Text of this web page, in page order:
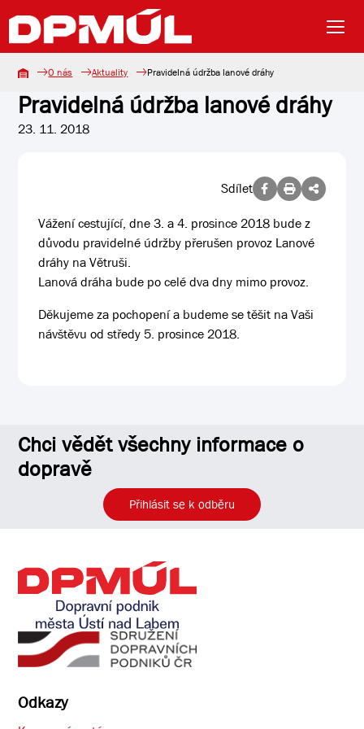
O nás Aktuality Pravidelná údržba lanové dráhy
Pravidelná údržba lanové dráhy
23. 11. 2018
Sdílet
Vážení cestující, dne 3. a 4. prosince 2018 bude z
důvodu pravidelné údržby přerušen provoz Lanové
dráhy na Větruši.
Lanová dráha bude po celé dva dny mimo provoz.
Děkujeme za pochopení a budeme se těšit na Vaši
návštěvu od středy 5. prosince 2018.
Chci vědět všechny informace o
dopravě
Přihlásit se k odběru
Odkazy